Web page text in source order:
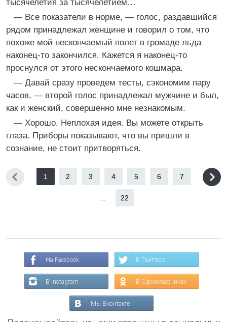
тысячелетия за тысячелетием…
— Все показатели в норме, — голос, раздавшийся
рядом принадлежал женщине и говорил о том, что
похоже мой нескончаемый полет в громаде льда
наконец-то закончился. Кажется я наконец-то
проснулся от этого нескончаемого кошмара.
— Давай сразу проведем тесты, сэкономим пару
часов, — второй голос принадлежал мужчине и был,
как и женский, совершенно мне незнакомым.
— Хорошо. Неплохая идея. Вы можете открыть
глаза. Приборы показывают, что вы пришли в
сознание, не стоит притворяться.
1 2 3 4 5 6 7
22
На Facebook В Твиттере
В Instagram В Одноклассниках
Мы Вконтакте